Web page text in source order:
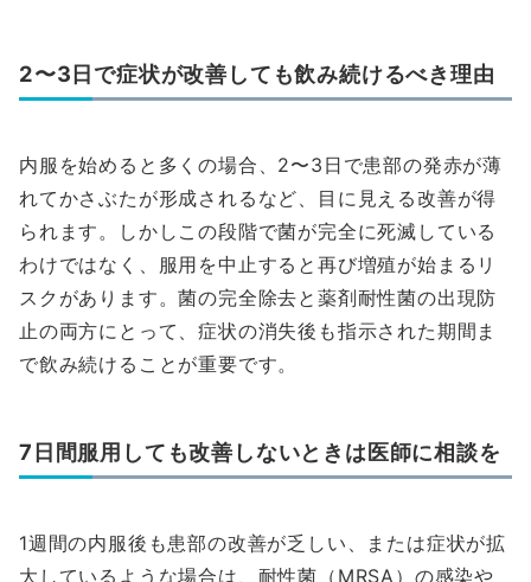
2〜3日で症状が改善しても飲み続けるべき理由
内服を始めると多くの場合、2〜3日で患部の発赤が薄
れてかさぶたが形成されるなど、目に見える改善が得
られます。しかしこの段階で菌が完全に死滅している
わけではなく、服用を中止すると再び増殖が始まるリ
スクがあります。菌の完全除去と薬剤耐性菌の出現防
止の両方にとって、症状の消失後も指示された期間ま
で飲み続けることが重要です。
7日間服用しても改善しないときは医師に相談を
1週間の内服後も患部の改善が乏しい、または症状が拡
大しているような場合は、耐性菌（MRSA）の感染や